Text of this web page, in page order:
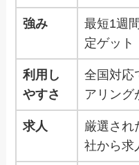
強み
最短1週
定ゲット
利用し
やすさ
全国対応
アリング
求人
厳選され
社から求